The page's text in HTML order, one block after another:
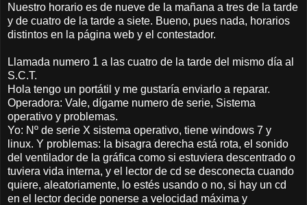
Nuestro horario es de nueve de la mañana a tres de la tarde
y de cuatro de la tarde a siete. Bueno, pues nada, horarios
distintos en la página web y el contestador.
Llamada numero 1 a las cuatro de la tarde del mismo día al
S.C.T.
Hola tengo un portátil y me gustaría enviarlo a reparar.
Operadora: Vale, dígame numero de serie, Sistema
operativo y problemas.
Yo: Nº de serie X sistema operativo, tiene windows 7 y
linux. Y problemas: la bisagra derecha está rota, el sonido
del ventilador de la gráfica como si estuviera descentrado o
tuviera vida interna, y el lector de cd se desconecta cuando
quiere, aleatoriamente, lo estés usando o no, si hay un cd
en el lector decide ponerse a velocidad máxima y